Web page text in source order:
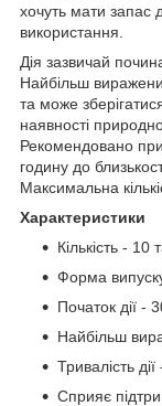
хочуть мати запас
використання.
Дія зазвичай
Найбільш
та може
наявності
Рекомендовано
годину до
Максимальна
Характеристики
Кількість - 10
Форма
Початок дії -
Найбільш
Тривалість
Сприяє